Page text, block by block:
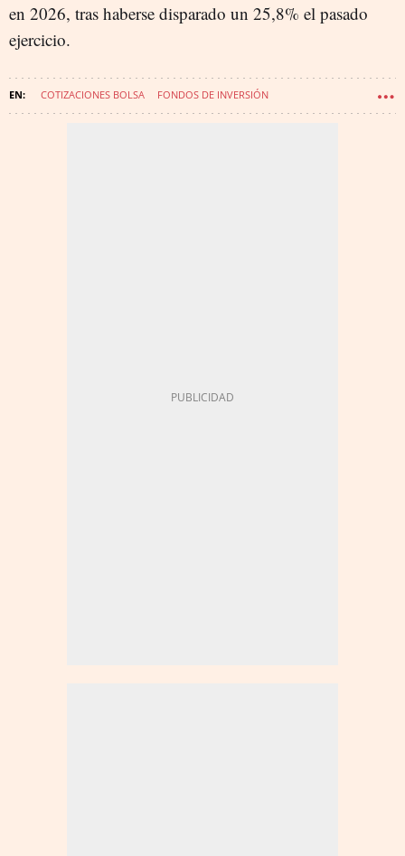
en 2026, tras haberse disparado un 25,8% el pasado
ejercicio.
COTIZACIONES BOLSA FONDOS DE INVERSIÓN